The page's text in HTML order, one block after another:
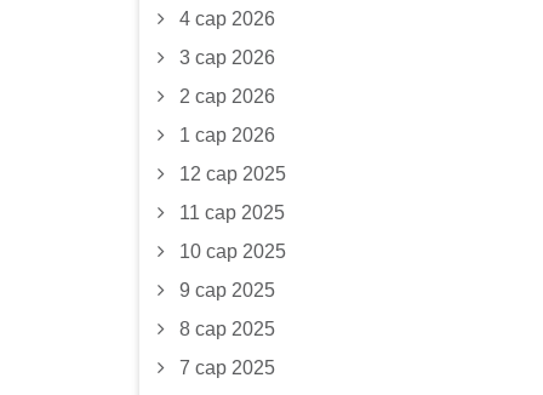
4 сар 2026
3 сар 2026
2 сар 2026
1 сар 2026
12 сар 2025
11 сар 2025
10 сар 2025
9 сар 2025
8 сар 2025
7 сар 2025